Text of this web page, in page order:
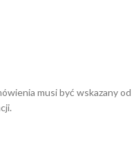
musi być wskazany od